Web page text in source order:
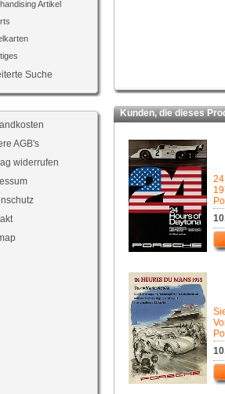
Artikel
Suche
AGB's
widerrufen
Kunden, die dieses